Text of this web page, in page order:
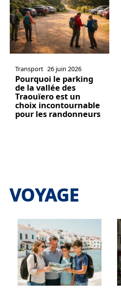
Transport 26 juin 2026
Pourquoi le parking
de la vallée des
Traouïero est un
choix incontournable
pour les randonneurs
VOYAGE